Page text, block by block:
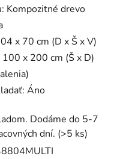
Kompozitné drevo
x 70 cm (D x Š x V)
x 200 cm (Š x D)
Áno
Dodáme do 5-7
dní. (>5 ks)